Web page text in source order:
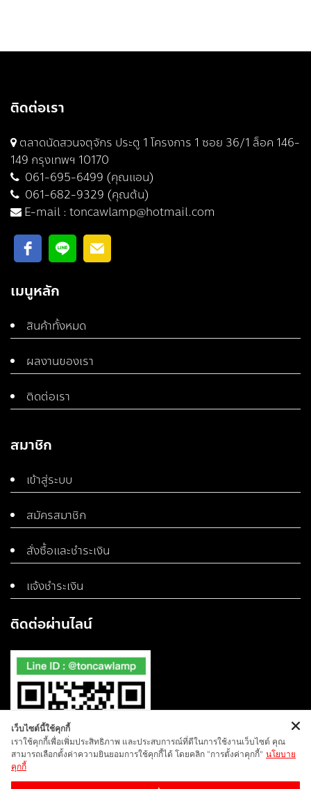
ติดต่อเรา
ตลาดนัดสวนจตุจักร ประตู 1 โครงการ 1 ซอย 36/1 ล็อค 146-
149 กรุงเทพฯ 10170
061-695-6499 (คุณแอน)
061-682-9329 (คุณต้น)
E-mail : toncawlamp@hotmail.com
เมนูหลัก
สินค้าทั้งหมด
ผลงานของเรา
ติดต่อเรา
สมาชิก
เข้าสู่ระบบ
สมัครสมาชิก
สั่งซื้อและชำระเงิน
แจ้งชำระเงิน
ติดต่อผ่านไลน์
เว็บไซต์นี้ใช้คุกกี้
เราใช้คุกกี้เพื่อเพิ่มประสิทธิภาพ และประสบการณ์ที่ดีในการใช้งานเว็บไซต์ คุณ
สามารถเลือกตั้งค่าความยินยอมการใช้คุกกี้ได้ โดยคลิก "การตั้งค่าคุกกี้" นโยบาย
คุกกี้